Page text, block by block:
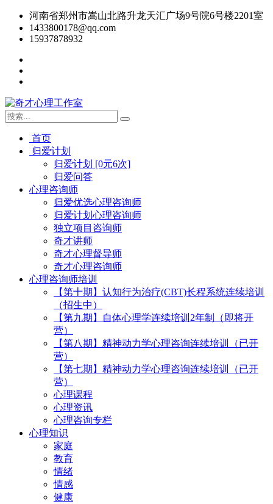
河南省郑州市嵩山北路升龙天汇广场9号院6号楼2201室
1433800178@qq.com
15937878932
首页
归爱计划
归爱计划 [0元6次]
归爱问答
心理咨询师
归爱优选心理咨询师
归爱计划心理咨询师
独立项目咨询师
奇才讲师
奇才心理督导师
奇才心理咨询师
心理咨询师培训
【第十期】认知行为治疗(CBT)长程系统连续培训
（招生中）
【第九期】自体心理学连续培训2年制（即将开
营）
【第八期】精神动力学心理咨询连续培训（已开
营）
【第七期】精神动力学心理咨询连续培训（已开
营）
心理课程
心理资讯
心理咨询专栏
心理知识
家庭
教育
情绪
情感
健康